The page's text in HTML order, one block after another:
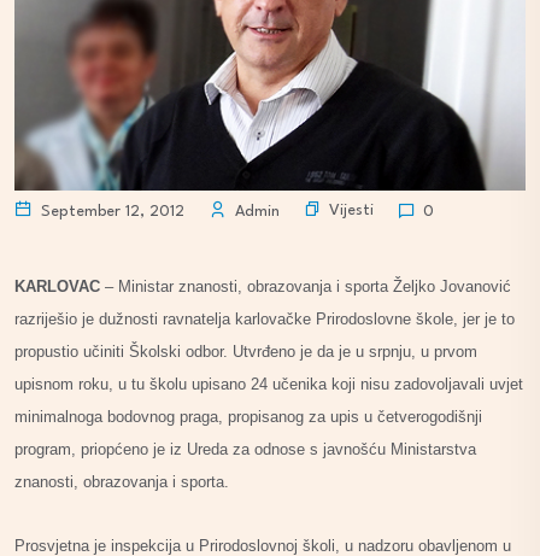
September 12, 2012 Admin Vijesti 0
KARLOVAC – Ministar znanosti, obrazovanja i sporta Željko Jovanović
razriješio je dužnosti ravnatelja karlovačke Prirodoslovne škole, jer je to
propustio učiniti Školski odbor. Utvrđeno je da je u srpnju, u prvom
upisnom roku, u tu školu upisano 24 učenika koji nisu zadovoljavali uvjet
minimalnoga bodovnog praga, propisanog za upis u četverogodišnji
program, priopćeno je iz Ureda za odnose s javnošću Ministarstva
znanosti, obrazovanja i sporta.
Prosvjetna je inspekcija u Prirodoslovnoj školi, u nadzoru obavljenom u